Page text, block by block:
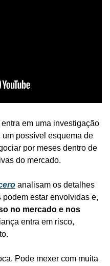
em uma investigação
possível esquema de
por meses dentro de
do mercado.
analisam os detalhes
estar envolvidas e,
no mercado e nos
entra em risco,
Pode mexer com muita